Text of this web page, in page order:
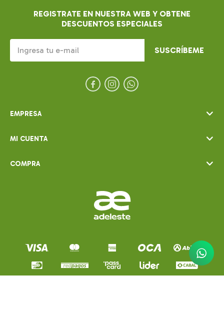
EMPRESA
MI CUENTA
COMPRA
REGISTRATE EN NUESTRA WEB Y OBTENE
DESCUENTOS ESPECIALES
SUSCRÍBEME
  